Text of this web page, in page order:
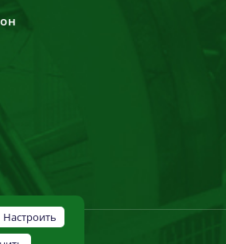
Настроить